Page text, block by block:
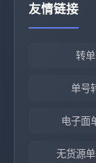
友情链接
转
单号
电子面
无货源